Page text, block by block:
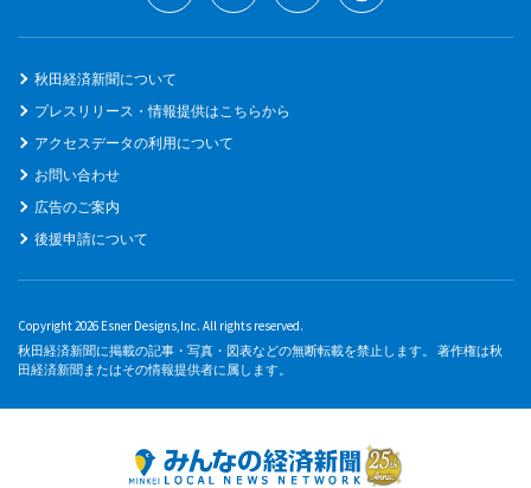
秋田経済新聞について
プレスリリース・情報提供はこちらから
アクセスデータの利用について
お問い合わせ
広告のご案内
後援申請について
Copyright 2026 Esner Designs,Inc. All rights reserved.
秋田経済新聞に掲載の記事・写真・図表などの無断転載を禁止します。 著作権は秋
田経済新聞またはその情報提供者に属します。